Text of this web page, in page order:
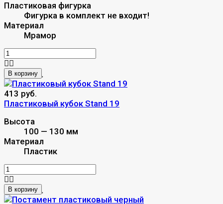
Пластиковая фигурка
Фигурка в комплект не входит!
Материал
Мрамор
В корзину
413 руб.
Пластиковый кубок Stand 19
Высота
100 — 130 мм
Материал
Пластик
В корзину